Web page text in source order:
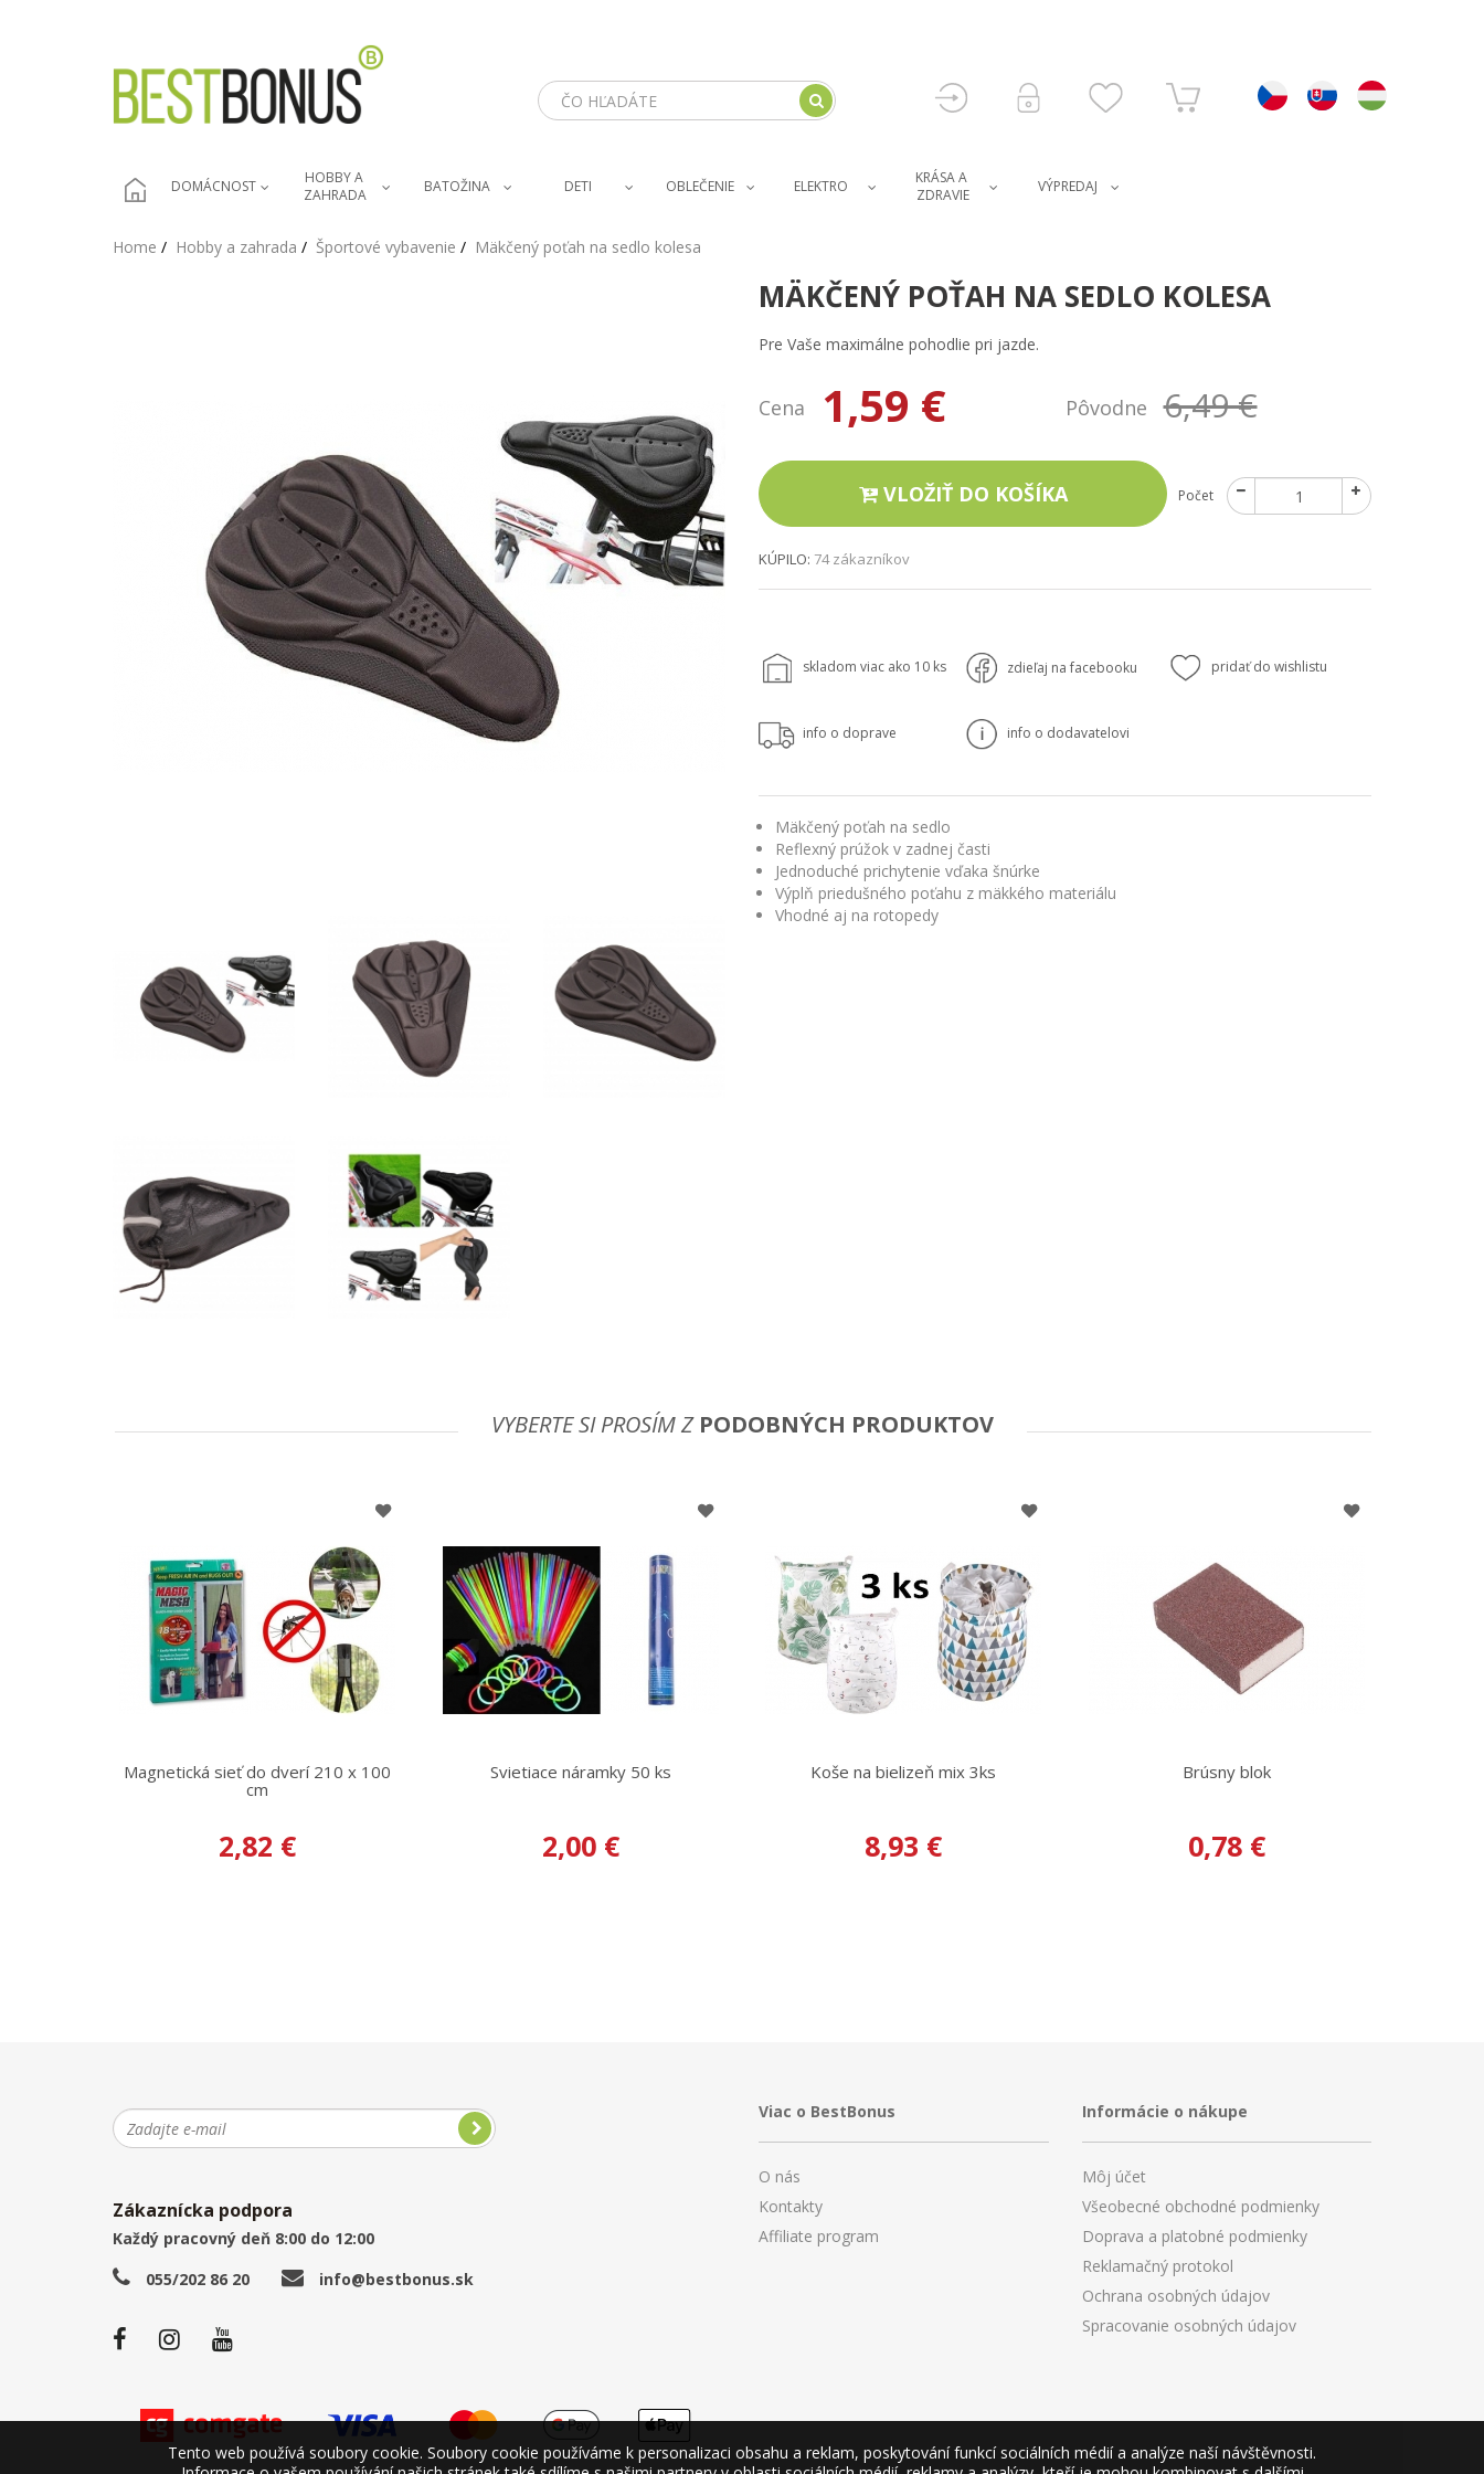
Tento web používá soubory cookie. Soubory cookie používáme k personalizaci obsahu a reklam, poskytování funkcí sociálních médií a analýze naší návštěvnosti.
DOMÁCNOST
HOBBY A
ZAHRADA
BATOŽINA DETI OBLEČENIE ELEKTRO
KRÁSA A
ZDRAVIE
VÝPREDAJ
Home Hobby a zahrada Športové vybavenie Mäkčený poťah na sedlo kolesa
MÄKČENÝ POŤAH NA SEDLO KOLESA
Pre Vaše maximálne pohodlie pri jazde.
Cena 1,59 € Pôvodne 6,49 €
VLOŽIŤ DO KOŠÍKA
KÚPILO: 74 zákazníkov
Počet
skladom viac ako 10 ks zdieľaj na facebooku pridať do wishlistu
info o doprave info o dodavatelovi
Mäkčený poťah na sedlo
Reflexný prúžok v zadnej časti
Jednoduché prichytenie vďaka šnúrke
Výplň priedušného poťahu z mäkkého materiálu
Vhodné aj na rotopedy
VYBERTE SI PROSÍM Z PODOBNÝCH PRODUKTOV
Magnetická sieť do dverí 210 x 100
cm
2,82 €
Svietiace náramky 50 ks
2,00 €
Koše na bielizeň mix 3ks
8,93 €
Brúsny blok
0,78 €
Zákaznícka podpora
Každý pracovný deň 8:00 do 12:00
055/202 86 20
info@bestbonus.sk
Viac o BestBonus
O nás
Kontakty
Affiliate program
Informácie o nákupe
Môj účet
Všeobecné obchodné podmienky
Doprava a platobné podmienky
Reklamačný protokol
Ochrana osobných údajov
Spracovanie osobných údajov